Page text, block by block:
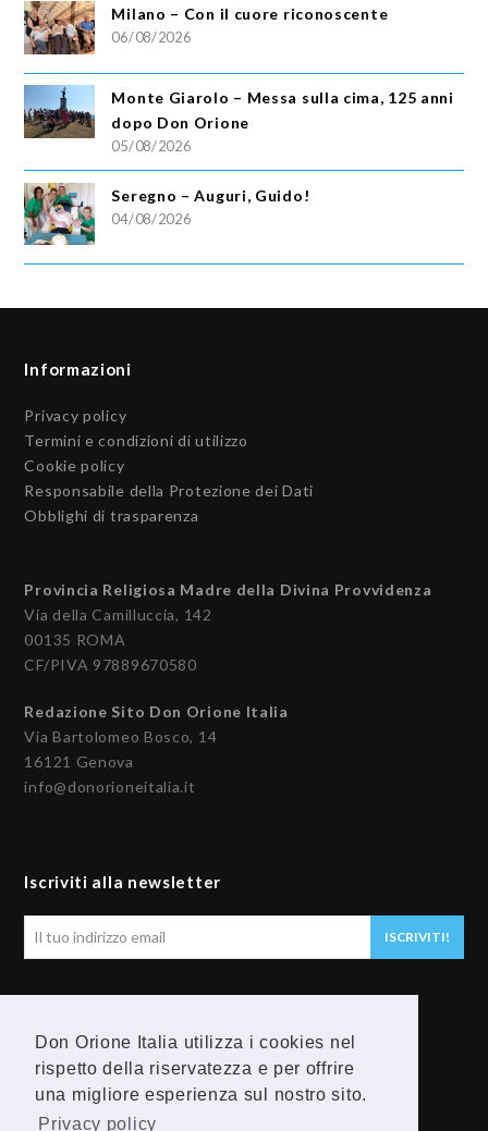
Don Orione Italia utilizza i cookies nel
rispetto della riservatezza e per offrire
una migliore esperienza sul nostro sito.
Privacy policy
Milano – Con il cuore riconoscente
06/08/2026
Monte Giarolo – Messa sulla cima, 125 anni
dopo Don Orione
05/08/2026
Seregno – Auguri, Guido!
04/08/2026
Informazioni
Privacy policy
Termini e condizioni di utilizzo
Cookie policy
Responsabile della Protezione dei Dati
Obblighi di trasparenza
Provincia Religiosa Madre della Divina Provvidenza
Via della Camilluccia, 142
00135 ROMA
CF/PIVA 97889670580
Redazione Sito Don Orione Italia
Via Bartolomeo Bosco, 14
16121 Genova
info@donorioneitalia.it
Iscriviti alla newsletter
ISCRIVITI!
F
Y
o